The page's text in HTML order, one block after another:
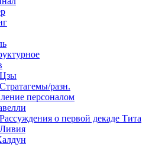
Стратагемы/разн.
персоналом
Рассуждения о первой декаде Тита
Ливия